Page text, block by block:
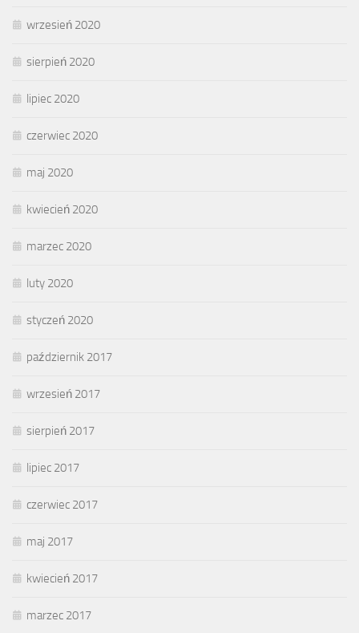
wrzesień 2020
sierpień 2020
lipiec 2020
czerwiec 2020
maj 2020
kwiecień 2020
marzec 2020
luty 2020
styczeń 2020
październik 2017
wrzesień 2017
sierpień 2017
lipiec 2017
czerwiec 2017
maj 2017
kwiecień 2017
marzec 2017